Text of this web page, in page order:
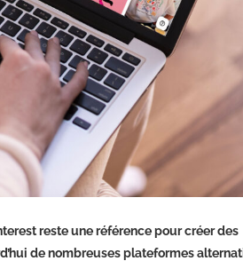
reste une référence pour créer des
de nombreuses plateformes